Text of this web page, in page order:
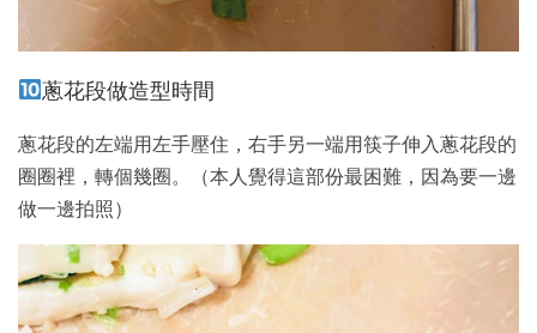
蔥花段做造型時間
蔥花段的左端用左手壓住，右手另一端用筷子伸入蔥花段的
圈圈裡，轉個幾圈。（本人覺得這部份最困難，因為要一邊
做一邊拍照）